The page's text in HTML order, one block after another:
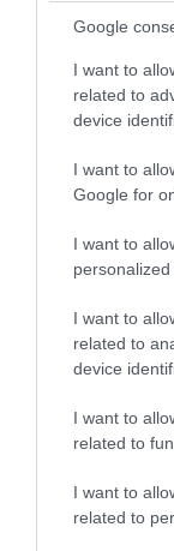
Google
I want to
related to
device
I want to
Google for
I want to
personalized
I want to
related to
device
I want to
related to
I want to
related to
«Η απόλυτη
του Αρκά
07.08.2026 | 20:02
Ο Γιάννης